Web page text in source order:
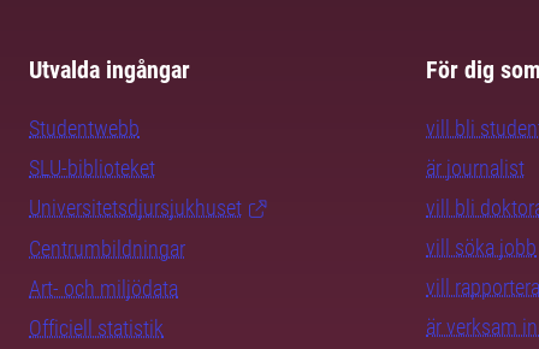
Utvalda ingångar
Studentwebb
SLU-biblioteket
Universitetsdjursjukhuset
Centrumbildningar
Art- och miljödata
Officiell statistik
För dig
vill bli
är journalist
vill bli
vill söka jobb
vill
är verksam